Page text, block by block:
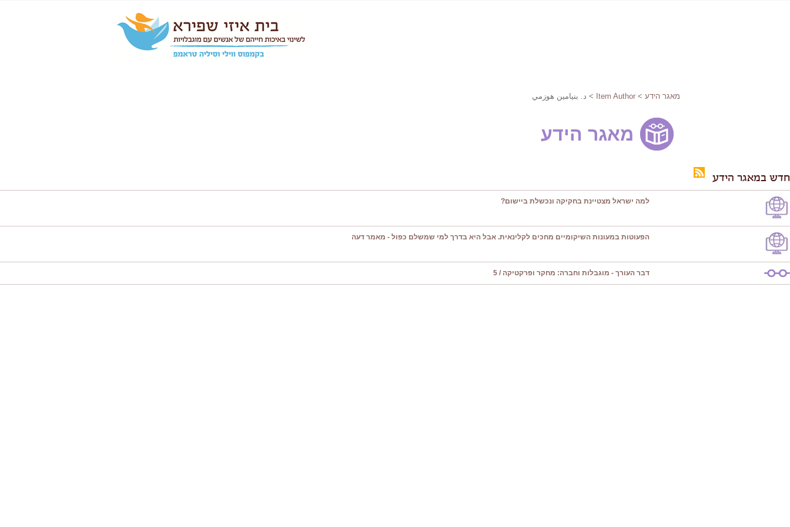
מאגר הידע >
Item Author > د. بنيامين هوزمي
מאגר הידע
חדש במאגר הידע
למה ישראל מצטיינת בחקיקה ונכשלת ביישום?
הפעוטות במעונות השיקומיים מחכים לקלינאית. אבל היא בדרך למי שמשלם כפול - מאמר דעה
דבר העורך - מוגבלות וחברה: מחקר ופרקטיקה / 5